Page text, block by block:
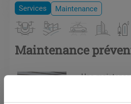
Services Maintenance
Maintenance
Une
interruptions